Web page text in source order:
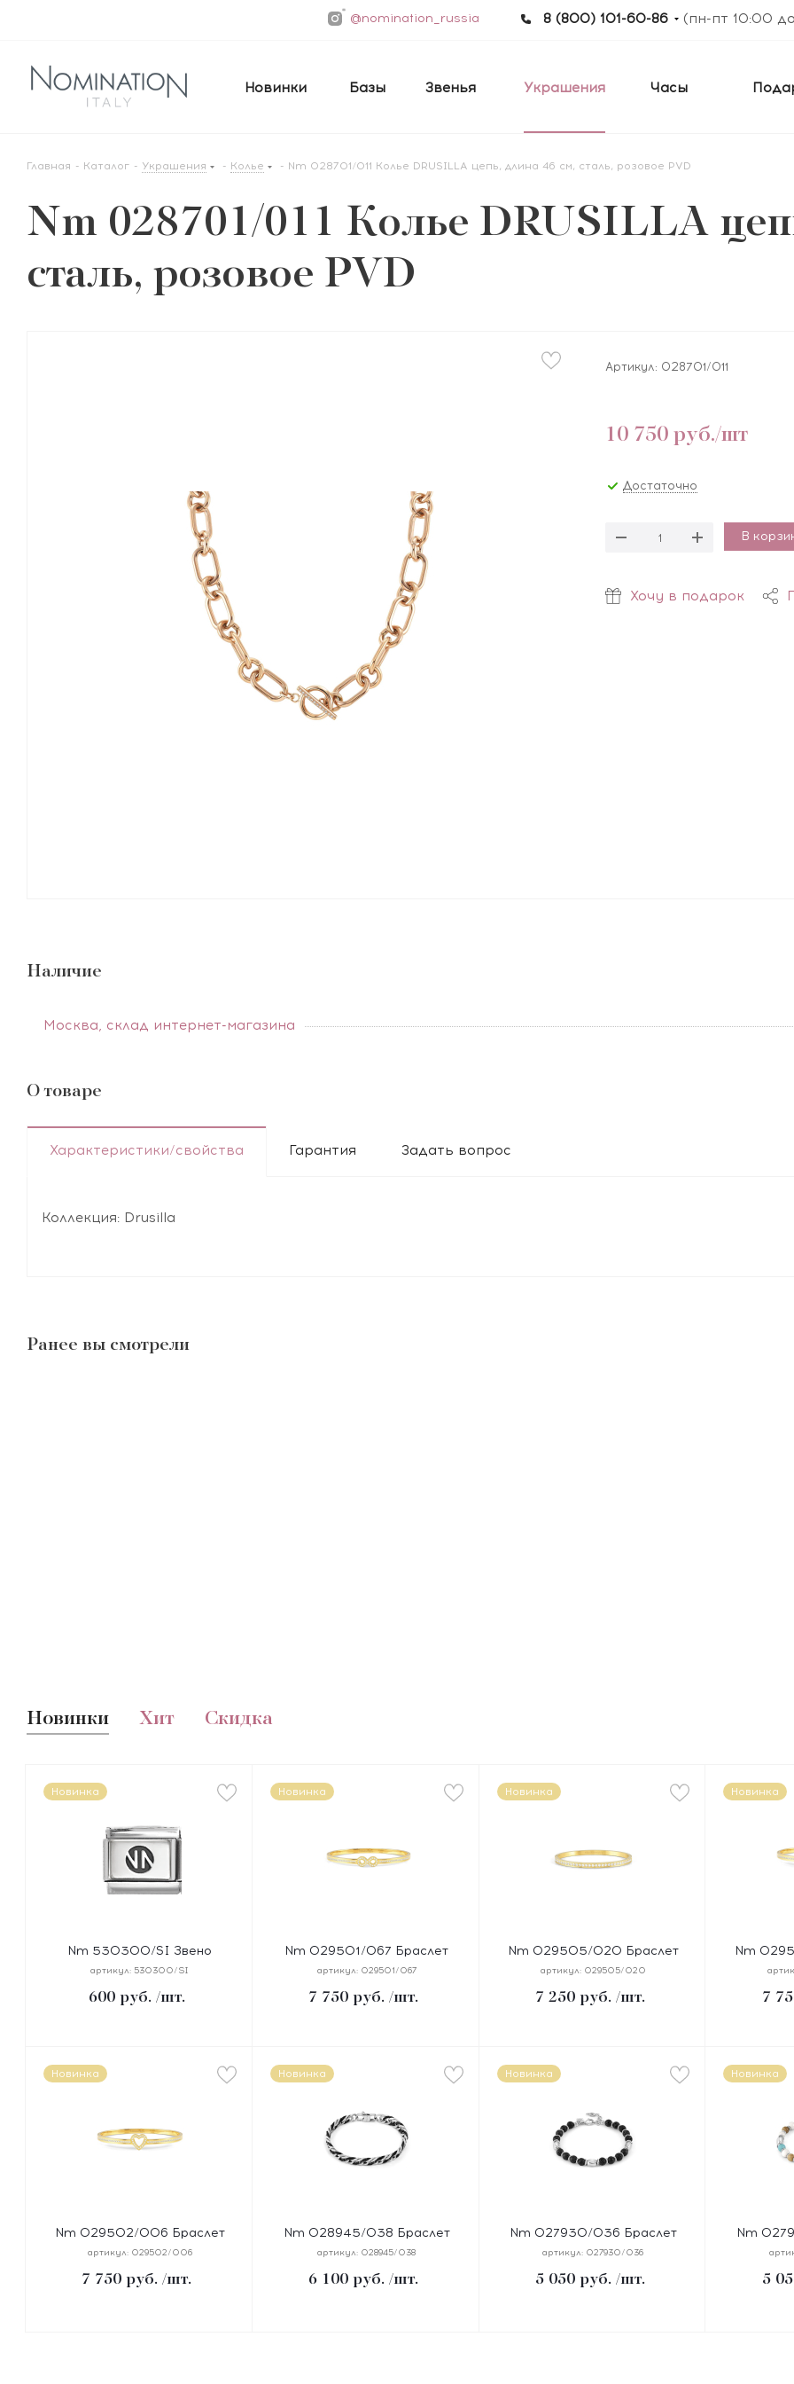
8 (800) 101-60-86 (пн-пт 10:00
@nomination_russia
Новинки Базы Звенья Украшения Часы
Главная - Каталог - Украшения - Колье - Nm 028701/011 Колье DRUSILLA цепь, длина 46 см, сталь, розовое PVD
Nm 028701/011 Колье DRUSILLA
сталь, розовое PVD
Артикул: 028701/011
10 750 руб./шт
Достаточно
В
Хочу в подарок
Наличие
Москва, склад интернет-магазина
О товаре
Характеристики/свойства Гарантия Задать вопрос
Коллекция: Drusilla
Ранее вы смотрели
Новинки Хит Скидка
Новинка
Nm 530300/SI Звено
CLASSIC ЛОГОТИП NN сталь/
артикул: 530300/SI
600 руб. /шт.
Новинка
Nm 029501/067 Браслет
PRETTY BANGLES
см, сталь, цирконы, покрытие
артикул: 029501/067
7 750 руб. /шт.
Новинка
Nm 029505/020 Браслет
PRETTY BANGLES размер 17
покрытие желтое PVD
артикул: 029505/020
7 250 руб. /шт.
Новинка
Nm
7
Новинка
Nm 029502/006 Браслет
PRETTY BANGLES "СЕРДЦЕ"
покрытие желтое PVD
артикул: 029502/006
7 750 руб. /шт.
Новинка
Nm 028945/038 Браслет
BEYOND цепь, длина 23 см,
артикул: 028945/038
6 100 руб. /шт.
Новинка
Nm 027930/036 Браслет
INSTINCT "ЛАВА" размер 18-
сталь, камни
артикул: 027930/036
5 050 руб. /шт.
Новинка
Nm
5